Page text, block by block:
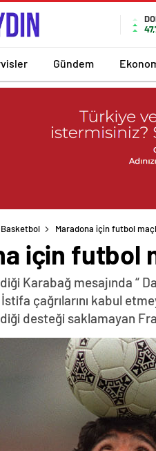
Gündem
Basketbol Maradona için futbol
için futbol
Karabağ mesajında “
İstifa çağrılarını kabul
desteği saklamayan